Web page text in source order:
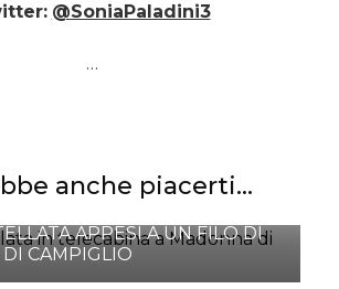
@SoniaPaladini3
…
anche piacerti...
APPESI A UN FILO DI
CAMPIGLIO